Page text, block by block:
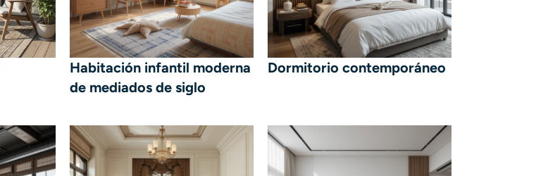
Habitación infantil moderna
de mediados de siglo
Dormitorio contemporáneo